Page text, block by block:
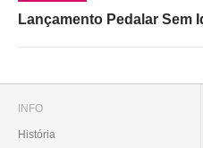
Lançamento Pedalar Sem
INFO
História